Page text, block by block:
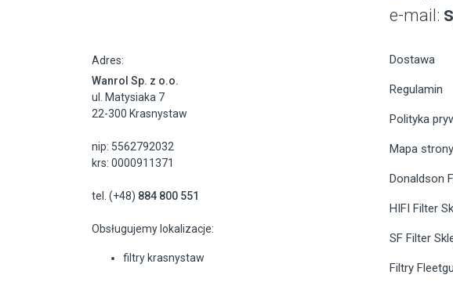
e-mail:
Adres:
Wanrol Sp. z o.o.
ul. Matysiaka 7
22-300 Krasnystaw
nip: 5562792032
krs: 0000911371
tel. (+48) 884 800 551
Obsługujemy lokalizacje:
filtry krasnystaw
Dostawa
Regulamin
Polityka
Mapa strony
Donaldson
HIFI Filter
SF Filter
Filtry